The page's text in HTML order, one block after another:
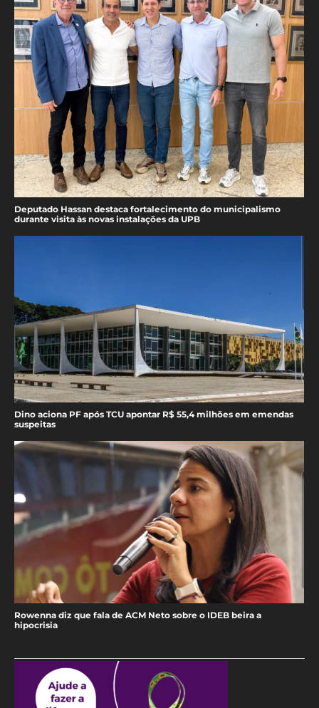
Deputado Hassan destaca fortalecimento do municipalismo
durante visita às novas instalações da UPB
Dino aciona PF após TCU apontar R$ 55,4 milhões em emendas
suspeitas
Rowenna diz que fala de ACM Neto sobre o IDEB beira a
hipocrisia